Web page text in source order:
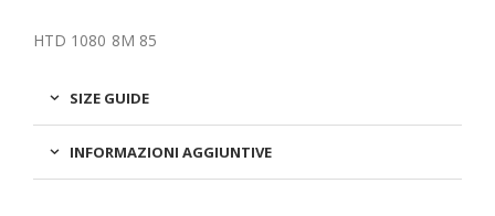
HTD 1080 8M 85
SIZE GUIDE
INFORMAZIONI AGGIUNTIVE